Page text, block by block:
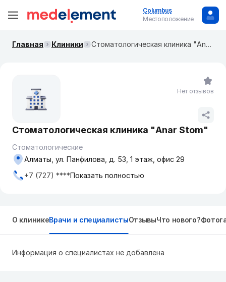
Columbus
Местоположение
Главная Клиники Стоматологическая клиника "Anar Stom"
Стоматологическая клиника "Anar Stom"
Стоматологические
Алматы, ​ул. Панфилова, д. 53,​ 1 этаж, офис 29
+7 (727) ****Показать полностью
Нет отзывов
О клиникеВрачи и специалистыОтзывыЧто нового?
Информация о специалистах не добавлена